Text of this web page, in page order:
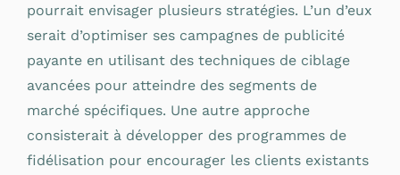
pourrait envisager plusieurs stratégies. L’un d’eux
serait d’optimiser ses campagnes de publicité
payante en utilisant des techniques de ciblage
avancées pour atteindre des segments de
marché spécifiques. Une autre approche
consisterait à développer des programmes de
fidélisation pour encourager les clients existants